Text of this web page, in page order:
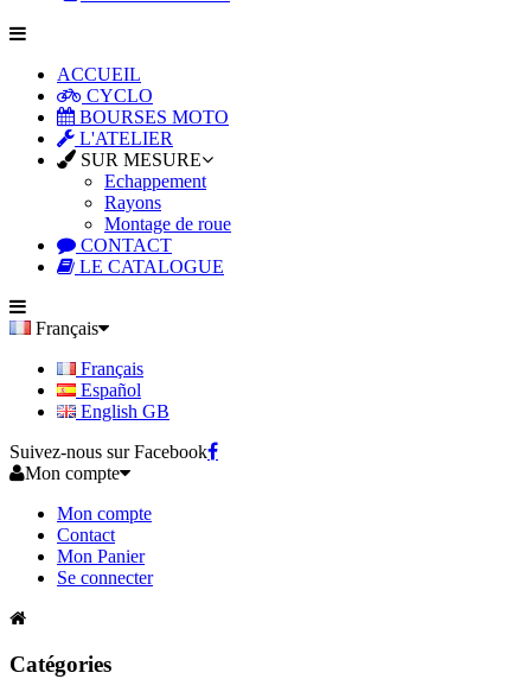
ACCUEIL
CYCLO
BOURSES MOTO
L'ATELIER
SUR MESURE
Echappement
Rayons
Montage de roue
CONTACT
LE CATALOGUE
Français
Français
Español
English GB
Suivez-nous sur Facebook
Mon compte
Mon compte
Contact
Mon Panier
Se connecter
Catégories